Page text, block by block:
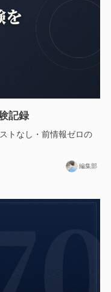
記録
トなし・前情報ゼロの
編集部